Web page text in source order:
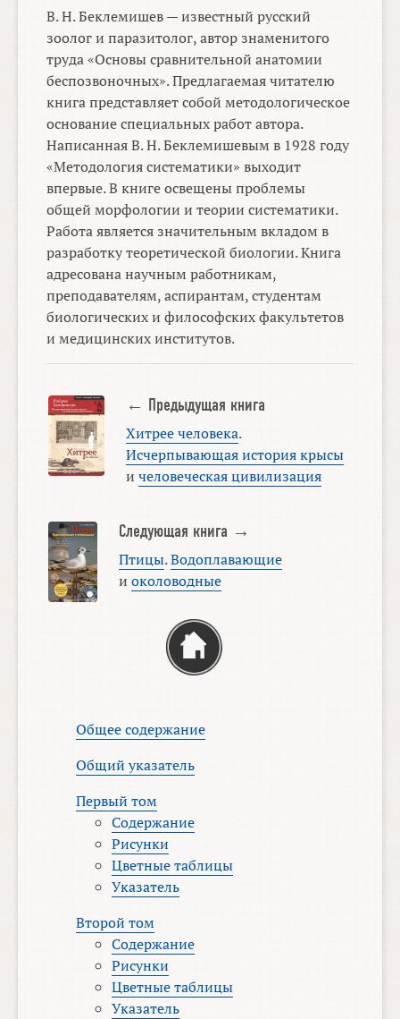
В. Н. Беклемишев — известный русский
зоолог и паразитолог, автор знаменитого
труда «Основы сравнительной анатомии
беспозвоночных». Предлагаемая читателю
книга представляет собой методологическое
основание специальных работ автора.
Написанная В. Н. Беклемишевым в 1928 году
«Методология систематики» выходит
впервые. В книге освещены проблемы
общей морфологии и теории систематики.
Работа является значительным вкладом в
разработку теоретической биологии. Книга
адресована научным работникам,
преподавателям, аспирантам, студентам
биологических и философских факультетов
и медицинских институтов.
← Предыдущая книга
Хитрее человека.
Исчерпывающая история крысы
и человеческая цивилизация
Следующая книга →
Птицы.Водоплавающие
и околоводные
Общее содержание
Общий указатель
Первый том
Содержание
Рисунки
Цветные таблицы
Указатель
Второй том
Содержание
Рисунки
Цветные таблицы
Указатель